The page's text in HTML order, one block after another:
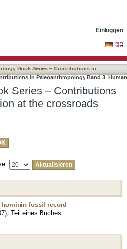
Einloggen
Book Series – Contributions in
in Paleoanthropology Band 3: Human
Series – Contributions
at the crossroads
hominin fossil record
); Teil eines Buches